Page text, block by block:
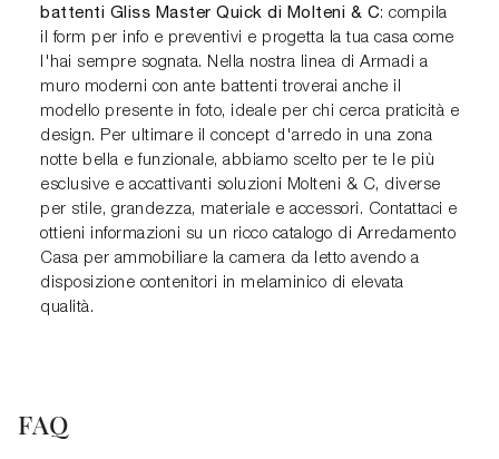
battenti Gliss Master Quick di Molteni & C: compila
il form per info e preventivi e progetta la tua casa come
l'hai sempre sognata. Nella nostra linea di Armadi a
muro moderni con ante battenti troverai anche il
modello presente in foto, ideale per chi cerca praticità e
design. Per ultimare il concept d'arredo in una zona
notte bella e funzionale, abbiamo scelto per te le più
esclusive e accattivanti soluzioni Molteni & C, diverse
per stile, grandezza, materiale e accessori. Contattaci e
ottieni informazioni su un ricco catalogo di Arredamento
Casa per ammobiliare la camera da letto avendo a
disposizione contenitori in melaminico di elevata
qualità.
FAQ